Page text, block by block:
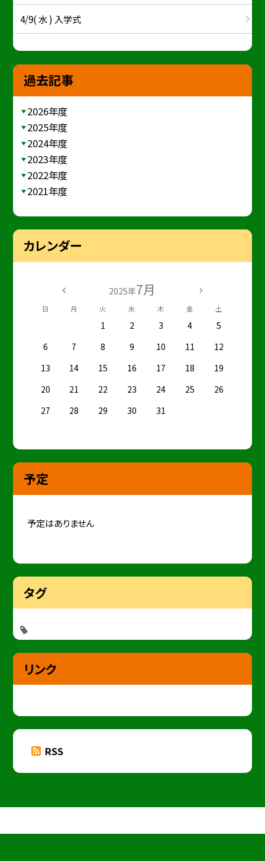
4/9( 水 ) 入学式
過去記事
2026年度
2025年度
2024年度
2023年度
2022年度
2021年度
カレンダー
2025年7月
日 月 火 水 木 金 土
1 2 3 4
5
6
7 8 9 10 11
12
13
14 15 16 17 18
19
20
21 22 23 24 25
26
27
28 29 30 31
予定
予定はありません
タグ
リンク
RSS